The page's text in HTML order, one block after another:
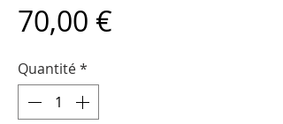
70,00 €
Quantité*